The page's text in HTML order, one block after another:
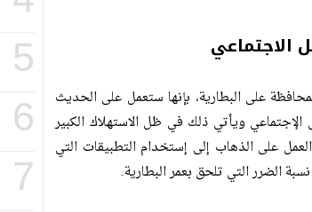
الاجتماعي
على البطارية، بإنها ستعمل على الحديث
ويأتي ذلك في ظل الاستهلاك الكبير
على الذهاب إلى إستخدام التطبيقات التي
الضرر التي تلحق بعمر البطارية.
5
6
7